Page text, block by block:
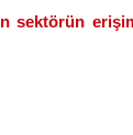
sektörün